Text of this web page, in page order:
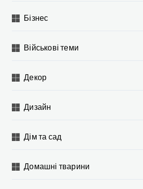
Бізнес
Військові теми
Декор
Дизайн
Дім та сад
Домашні тварини